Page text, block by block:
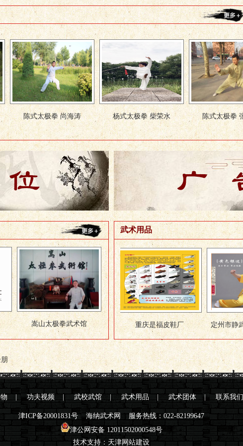
武术用品
功夫视频 武校武馆| 武术用品 武术团体| 联系我们
津ICP备20001831号海纳武术网 服务热线：022-82199647
津公网安备 12011502000548号
技术支持： 天津网站建设